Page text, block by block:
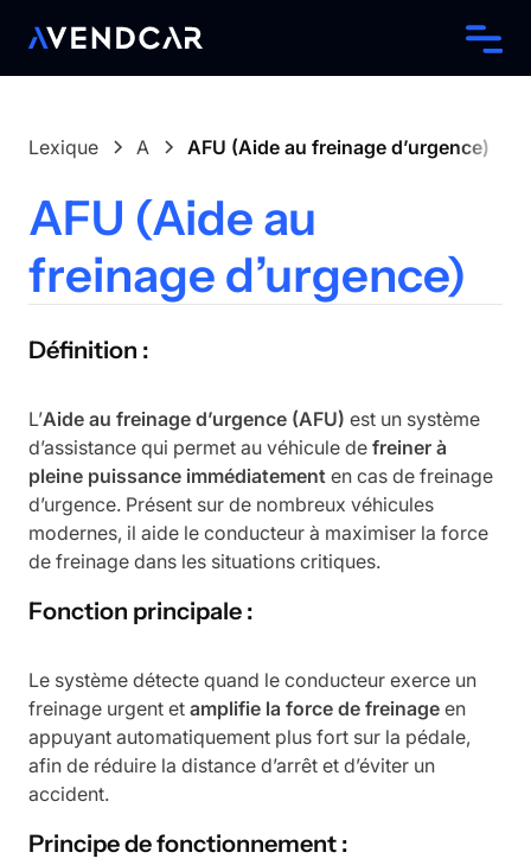
Lexique A AFU (Aide au freinage d’urgence)
AFU (Aide au
freinage d’urgence)
Définition :
L’Aide au freinage d’urgence (AFU) est un système
d’assistance qui permet au véhicule de freiner à
pleine puissance immédiatement en cas de freinage
d’urgence. Présent sur de nombreux véhicules
modernes, il aide le conducteur à maximiser la force
de freinage dans les situations critiques.
Fonction principale :
Le système détecte quand le conducteur exerce un
freinage urgent et amplifie la force de freinage en
appuyant automatiquement plus fort sur la pédale,
afin de réduire la distance d’arrêt et d’éviter un
accident.
Principe de fonctionnement :